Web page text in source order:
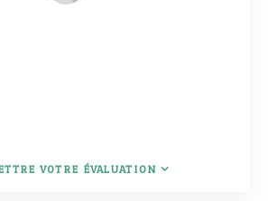
VOTRE ÉVALUATION